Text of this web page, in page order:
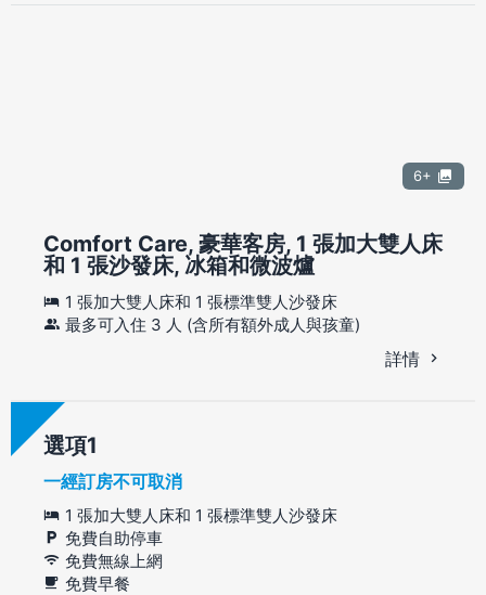
6+
Comfort Care, 豪華客房, 1 張加大雙人床
和 1 張沙發床, 冰箱和微波爐
1 張加大雙人床和 1 張標準雙人沙發床
最多可入住 3 人 (含所有額外成人與孩童)
詳情
選項
一經訂房不可取消
1 張加大雙人床和 1 張標準雙人沙發床
免費自助停車
免費無線上網
免費早餐